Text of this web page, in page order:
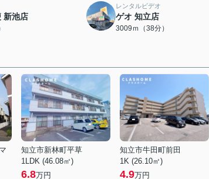
新池店
レンタルビデオ
ゲオ 知立店
3009ｍ（38分）
知立市新林町平草
1LDK (46.08㎡)
6.8万円
知立市牛田町前田
1K (26.10㎡)
4.9万円